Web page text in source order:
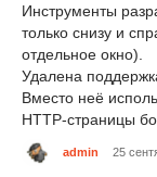
Инструменты
только снизу и
отдельное окно).
Удалена
Вместо неё
HTTP-страницы
admin 25